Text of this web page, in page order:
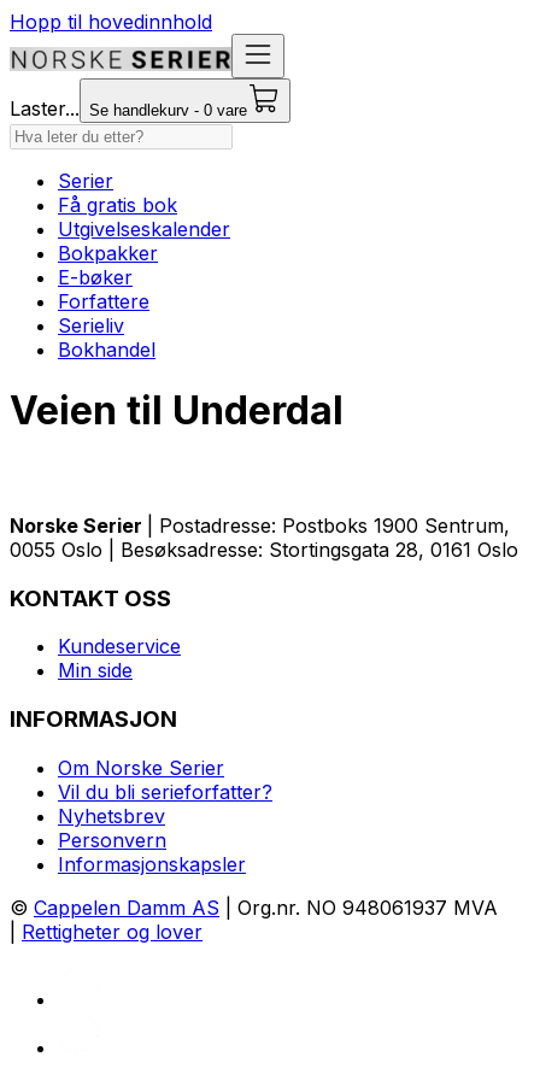
Hopp til hovedinnhold
Laster... Se handlekurv - 0 vare
Serier
Få gratis bok
Utgivelseskalender
Bokpakker
E-bøker
Forfattere
Serieliv
Bokhandel
Veien til Underdal
Norske Serier
| Postadresse: Postboks 1900 Sentrum,
0055 Oslo | Besøksadresse: Stortingsgata 28, 0161 Oslo
KONTAKT OSS
Kundeservice
Min side
INFORMASJON
Om Norske Serier
Vil du bli serieforfatter?
Nyhetsbrev
Personvern
Informasjonskapsler
© Cappelen Damm AS | Org.nr. NO 948061937 MVA
Rettigheter og lover